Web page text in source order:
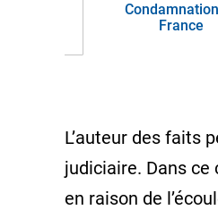
France
L’auteur des faits
judiciaire. Dans
en raison de